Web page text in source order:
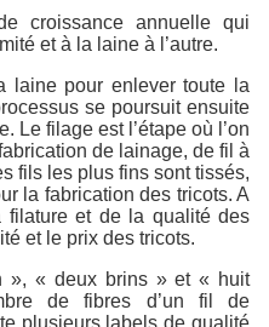
croissance annuelle qui
et à la laine à l’autre.
laine pour enlever toute la
se poursuit ensuite
Le filage est l’étape où l’on
de lainage, de fil à
fils les plus fins sont tissés,
la fabrication des tricots. A
filature et de la qualité des
et le prix des tricots.
», « deux brins » et « huit
de fibres d’un fil de
plusieurs labels de qualité